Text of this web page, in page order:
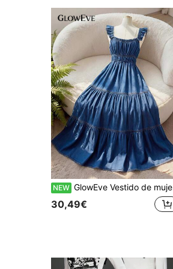
NEW GlowEve Vestido de mujer elegante de moda para ir al trabajo, casual, cómodo, encantador, vintage, minimalista, de alta gama, romántico, para vacaciones y días festivos, de dama delicada, sin mangas, con tirantes finos, volantes, cuello cuadrado, cintura ceñida, corte en A y de mezclilla
30,49€